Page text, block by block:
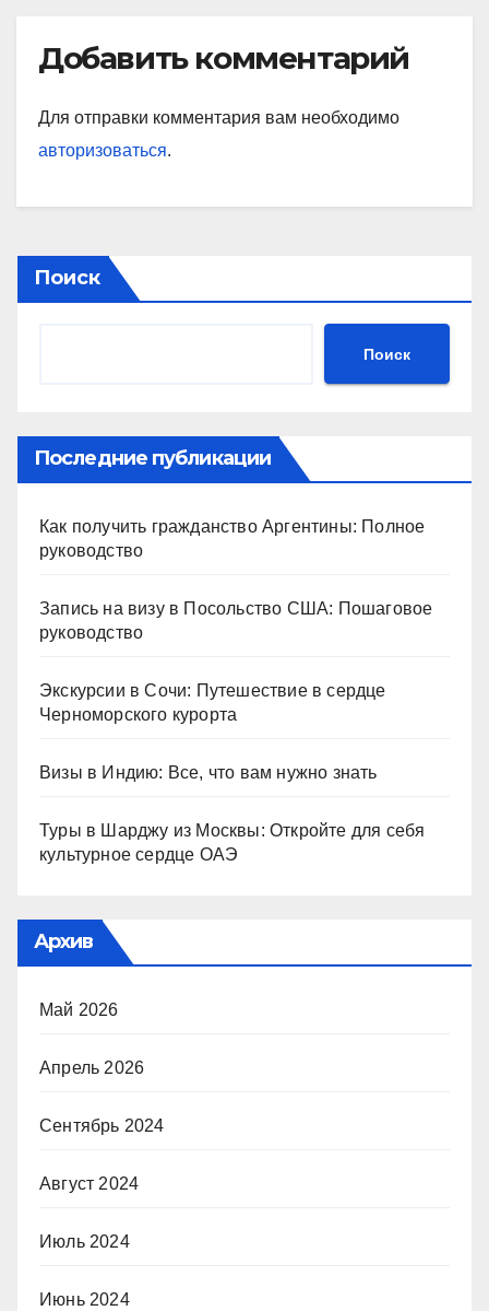
Добавить комментарий
Для отправки комментария вам необходимо
авторизоваться.
Поиск
Поиск
Последние публикации
Как получить гражданство Аргентины: Полное
руководство
Запись на визу в Посольство США: Пошаговое
руководство
Экскурсии в Сочи: Путешествие в сердце
Черноморского курорта
Визы в Индию: Все, что вам нужно знать
Туры в Шарджу из Москвы: Откройте для себя
культурное сердце ОАЭ
Архив
Май 2026
Апрель 2026
Сентябрь 2024
Август 2024
Июль 2024
Июнь 2024